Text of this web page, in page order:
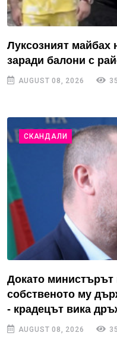
Луксозният майбах
заради балони с
AUGUST 08, 2026
СКАНДАЛИ
Докато министърът
собственото му
- крадецът вика
AUGUST 08, 2026